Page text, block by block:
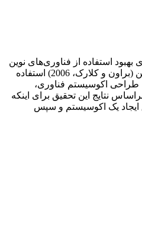
استفاده از فناوری‌های نوین
برای توسعۀ ورزش‌های تفریحی است. با استفاده از روش کیفی داده‌هایی از طریق مصاحبه‌های نیمه‌ساختاریافته جمع‌آوری شد. به‌منظور تحلیل داده‌ها از روش تحلیل مضامین (براون و کلارک، 2006) استفاده
طراحی اکوسیستم فناوری،
نتایج این تحقیق برای اینکه
ایجاد یک اکوسیستم و سپس